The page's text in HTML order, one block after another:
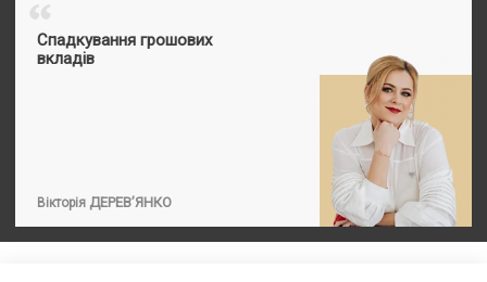
“
Спадкування грошових
вкладів
Вікторія ДЕРЕВ’ЯНКО